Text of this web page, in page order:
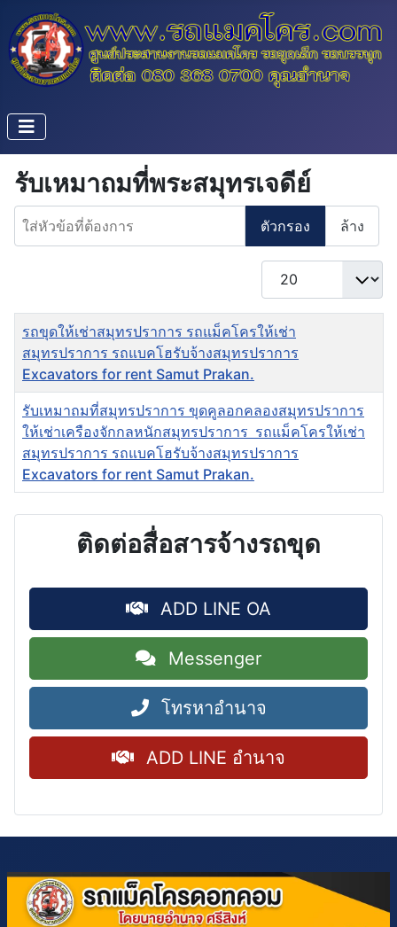
รับเหมาถมที่พระสมุทรเจดีย์
ใส่หัวข้อที่ต้องการ
ตัวกรอง ล้าง
แสดง #
ชื่อ
รถขุดให้เช่าสมุทรปราการ รถแม็คโครให้เช่า
สมุทรปราการ รถแบคโฮรับจ้างสมุทรปราการ
Excavators for rent Samut Prakan.
รับเหมาถมที่สมุทรปราการ ขุดคูลอกคลองสมุทรปราการ
ให้เช่าเครืองจักกลหนักสมุทรปราการ รถแม็คโครให้เช่า
สมุทรปราการ รถแบคโฮรับจ้างสมุทรปราการ
Excavators for rent Samut Prakan.
ติดต่อสื่อสารจ้างรถขุด
ADD LINE OA
Messenger
โทรหาอำนาจ
ADD LINE อำนาจ